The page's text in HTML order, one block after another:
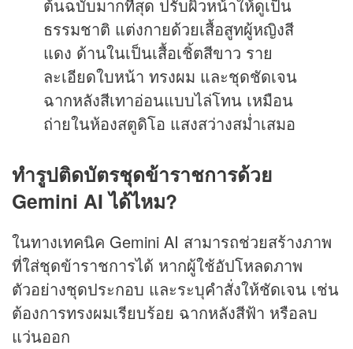
ต้นฉบับมากที่สุด ปรับผิวหน้าให้ดูเป็น
ธรรมชาติ แต่งกายด้วยเสื้อสูทผู้หญิงสี
แดง ด้านในเป็นเสื้อเชิ้ตสีขาว ราย
ละเอียดใบหน้า ทรงผม และชุดชัดเจน
ฉากหลังสีเทาอ่อนแบบไล่โทน เหมือน
ถ่ายในห้องสตูดิโอ แสงสว่างสม่ำเสมอ
ทำรูปติดบัตรชุดข้าราชการด้วย
Gemini AI ได้ไหม?
ในทางเทคนิค Gemini AI สามารถช่วยสร้างภาพ
ที่ใส่ชุดข้าราชการได้ หากผู้ใช้อัปโหลดภาพ
ตัวอย่างชุดประกอบ และระบุคำสั่งให้ชัดเจน เช่น
ต้องการทรงผมเรียบร้อย ฉากหลังสีฟ้า หรือลบ
แว่นออก